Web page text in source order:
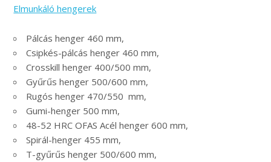
Elmunkáló hengerek
Pálcás henger 460 mm,
Csipkés-pálcás henger 460 mm,
Crosskill henger 400/500 mm,
Gyűrűs henger 500/600 mm,
Rugós henger 470/550 mm,
Gumi-henger 500 mm,
48-52 HRC OFAS Acél henger 600 mm,
Spirál-henger 455 mm,
T-gyűrűs henger 500/600 mm,